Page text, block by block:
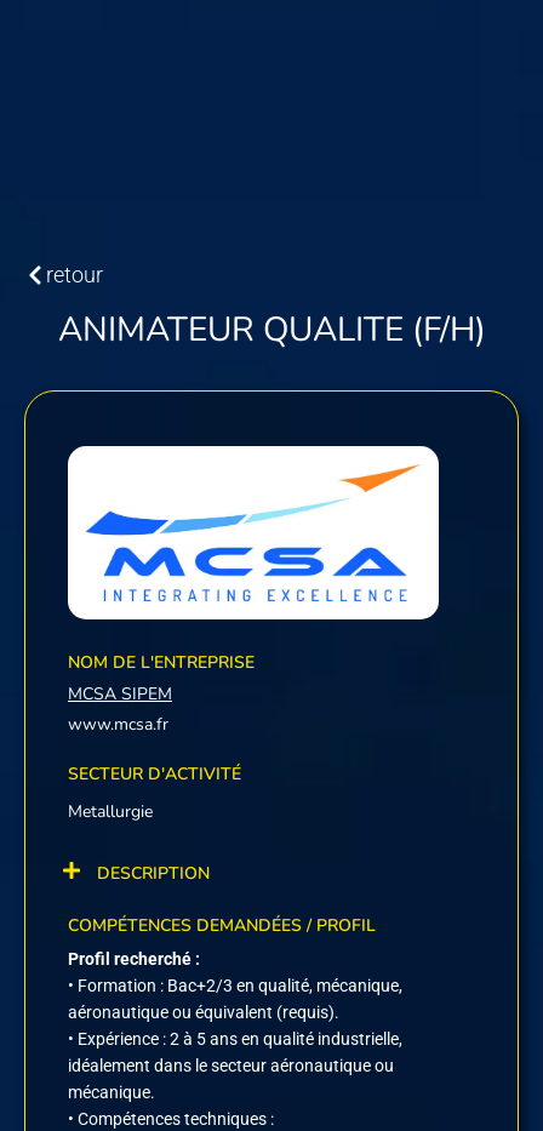
retour
ANIMATEUR QUALITE (F/H)
NOM DE L'ENTREPRISE
MCSA SIPEM
www.mcsa.fr
SECTEUR D'ACTIVITÉ
Metallurgie
DESCRIPTION
COMPÉTENCES DEMANDÉES / PROFIL
Profil recherché :
• Formation : Bac+2/3 en qualité, mécanique,
aéronautique ou équivalent (requis).
• Expérience : 2 à 5 ans en qualité industrielle,
idéalement dans le secteur aéronautique ou
mécanique.
• Compétences techniques :